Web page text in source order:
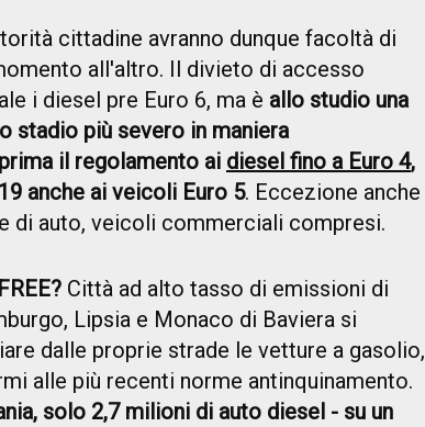
cittadine avranno dunque facoltà di
all'altro. Il divieto di accesso
i diesel pre Euro 6, ma è allo studio una
stadio più severo in maniera
il regolamento ai diesel fino a Euro 4,
anche ai veicoli Euro 5. Eccezione anche
di auto, veicoli commerciali compresi.
Città ad alto tasso di emissioni di
Lipsia e Monaco di Baviera si
dalle proprie strade le vetture a gasolio,
alle più recenti norme antinquinamento.
solo 2,7 milioni di auto diesel - su un